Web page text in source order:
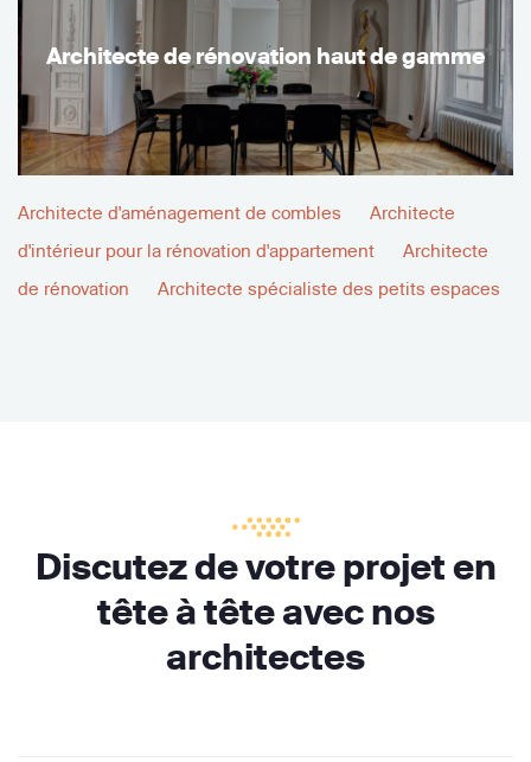
Architecte de rénovation haut de gamme
Architecte d'aménagement de combles
Architecte
d'intérieur pour la rénovation d'appartement
Architecte
de rénovation
Architecte spécialiste des petits espaces
Discutez de votre projet en
tête à tête avec nos
architectes